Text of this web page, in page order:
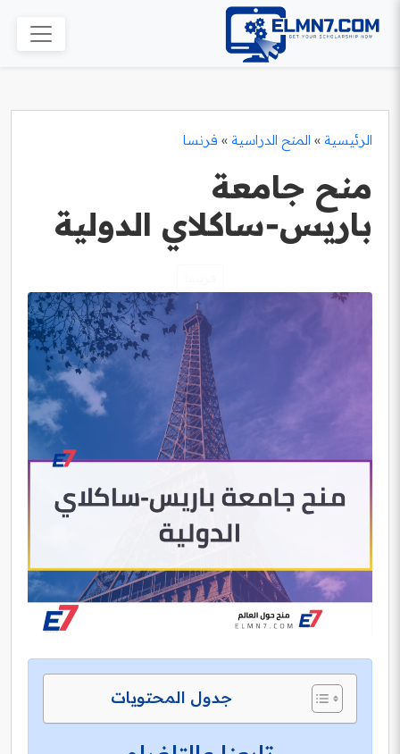
الرئيسية » المنح الدراسية » فرنسا
منح جامعة
باريس‑ساكلاي الدولية
جدول المحتويات